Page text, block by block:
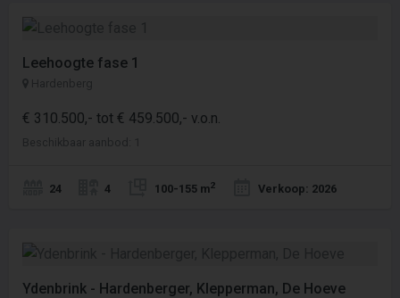
Leehoogte fase 1
Hardenberg
€ 310.500,- tot € 459.500,- v.o.n.
Beschikbaar aanbod: 1
24 4 100-155 m2 Verkoop: 2026
Ydenbrink - Hardenberger, Klepperman, De Hoeve